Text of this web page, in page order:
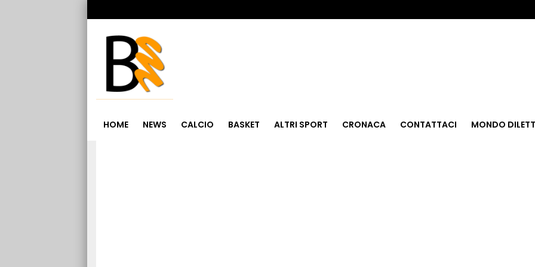
HOME NEWS CALCIO BASKET ALTRI SPORT CRONACA CONTATTACI MONDO